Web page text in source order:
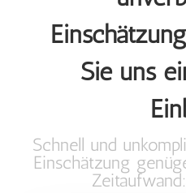
Sie uns
Schnell und
Einschätzung